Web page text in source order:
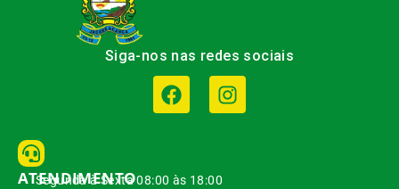
Siga-nos nas redes sociais
ATENDIMENTO
Segunda à Sexta 08:00 às 18:00